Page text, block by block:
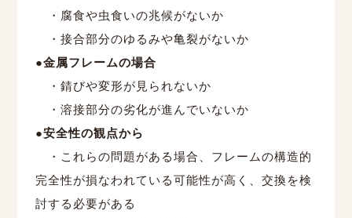
・腐食や虫食いの兆候がないか
・接合部分のゆるみや亀裂がないか
●金属フレームの場合
・錆びや変形が見られないか
・溶接部分の劣化が進んでいないか
●安全性の観点から
・これらの問題がある場合、フレームの構造的
完全性が損なわれている可能性が高く、交換を検
討する必要がある